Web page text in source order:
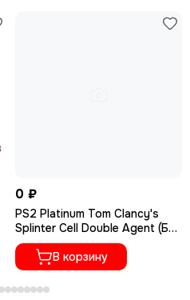
0 ₽
PS2 Platinum Tom Clancy's
Splinter Cell Double Agent (Б/
У, Английская версия, SLES-
53826, PAL)В корзину